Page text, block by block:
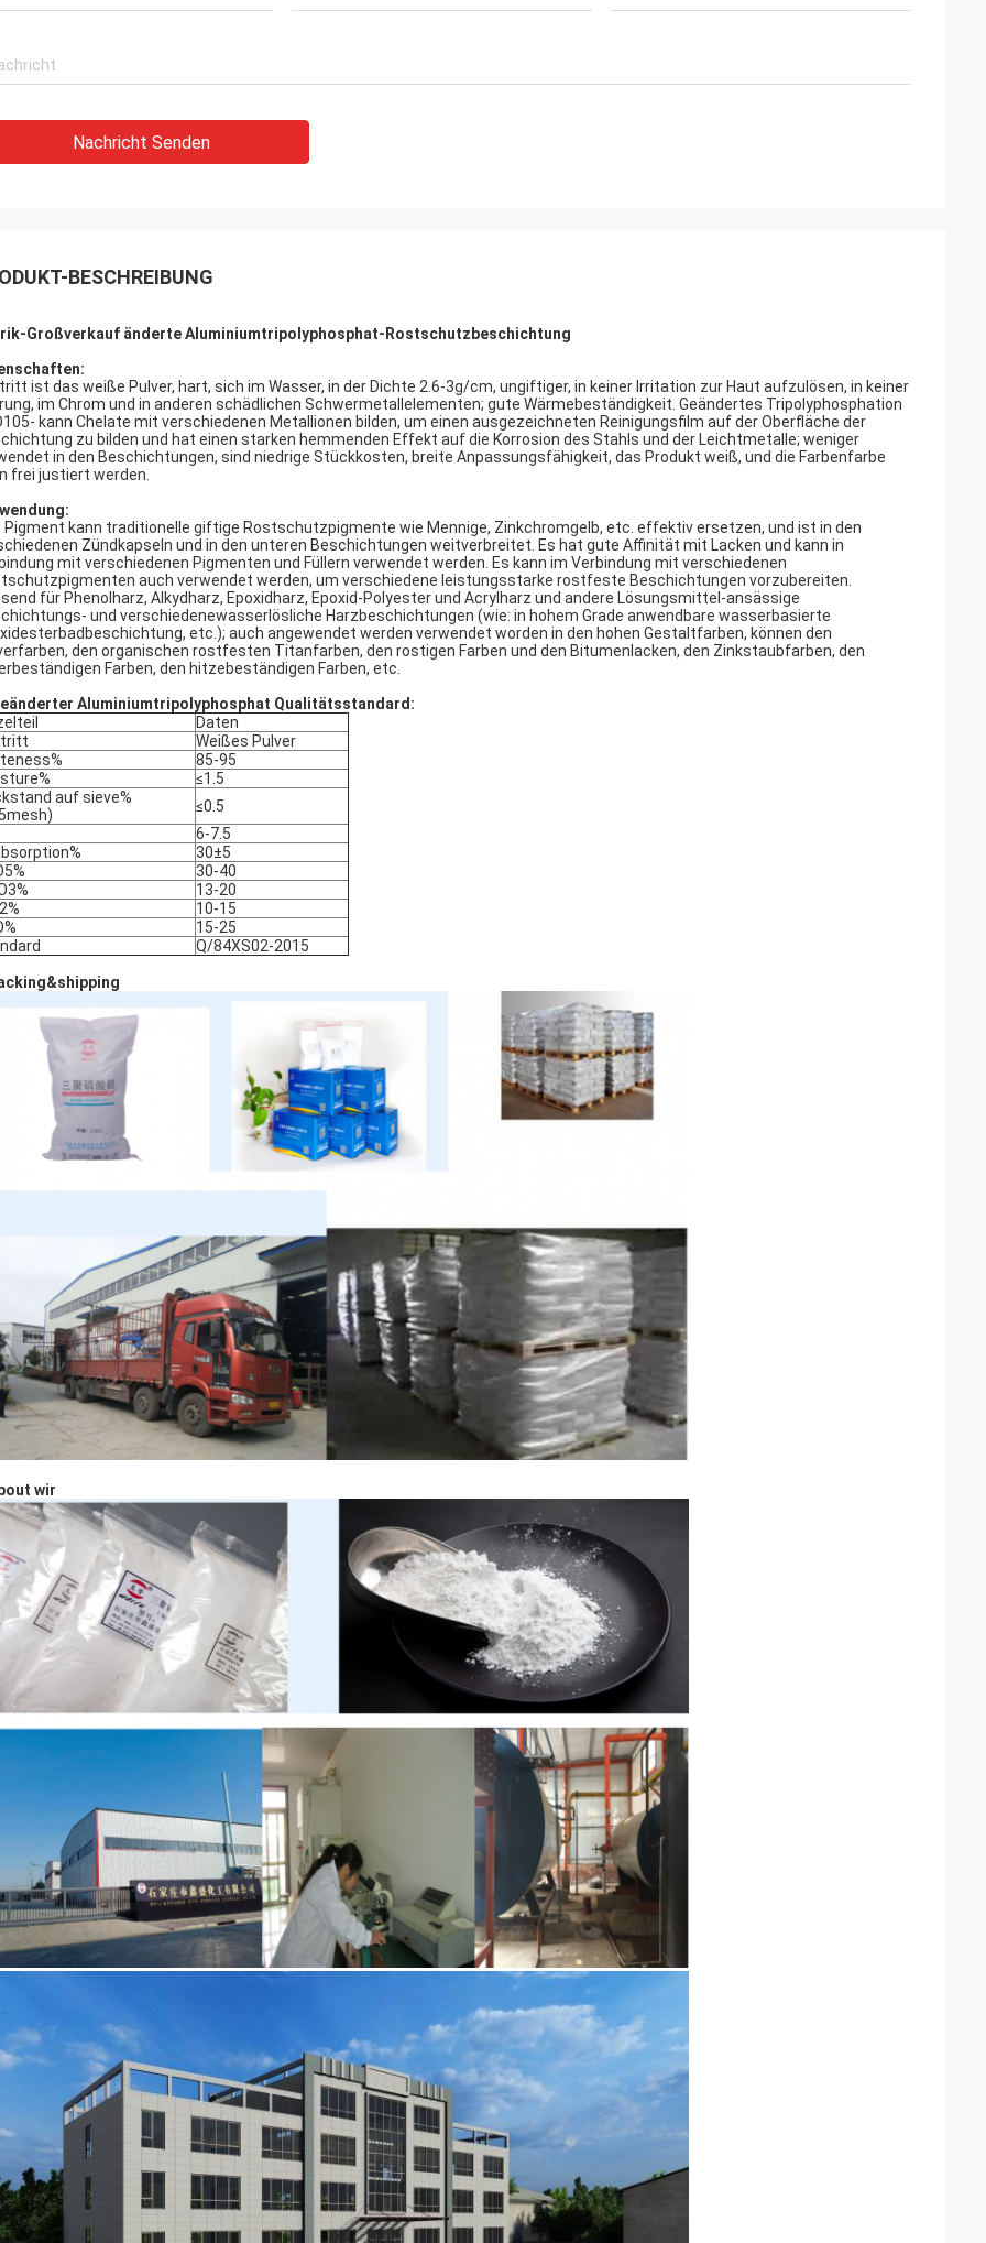
Nachricht Senden
BESCHREIBUNG
Großverkauf änderte Aluminiumtripolyphosphat-Rostschutzbeschichtung
ist das weiße Pulver, hart, sich im Wasser, in der Dichte 2.6-3g/cm, ungiftiger, in keiner Irritation zur Haut aufzulösen, in keiner
im Chrom und in anderen schädlichen Schwermetallelementen; gute Wärmebeständigkeit. Geändertes Tripolyphosphation
kann Chelate mit verschiedenen Metallionen bilden, um einen ausgezeichneten Reinigungsfilm auf der Oberfläche der
zu bilden und hat einen starken hemmenden Effekt auf die Korrosion des Stahls und der Leichtmetalle; weniger
in den Beschichtungen, sind niedrige Stückkosten, breite Anpassungsfähigkeit, das Produkt weiß, und die Farbenfarbe
frei justiert werden.
Pigment kann traditionelle giftige Rostschutzpigmente wie Mennige, Zinkchromgelb, etc. effektiv ersetzen, und ist in den
Zündkapseln und in den unteren Beschichtungen weitverbreitet. Es hat gute Affinität mit Lacken und kann in
mit verschiedenen Pigmenten und Füllern verwendet werden. Es kann im Verbindung mit verschiedenen
auch verwendet werden, um verschiedene leistungsstarke rostfeste Beschichtungen vorzubereiten.
für Phenolharz, Alkydharz, Epoxidharz, Epoxid-Polyester und Acrylharz und andere Lösungsmittel-ansässige
und verschiedenewasserlösliche Harzbeschichtungen (wie: in hohem Grade anwendbare wasserbasierte
etc.); auch angewendet werden verwendet worden in den hohen Gestaltfarben, können den
den organischen rostfesten Titanfarben, den rostigen Farben und den Bitumenlacken, den Zinkstaubfarben, den
Farben, den hitzebeständigen Farben, etc.
Aluminiumtripolyphosphat Qualitätsstandard:
Daten
Weißes Pulver
85-95
≤1.5
auf sieve%
≤0.5
6-7.5
30±5
30-40
13-20
10-15
15-25
Q/84XS02-2015
wir